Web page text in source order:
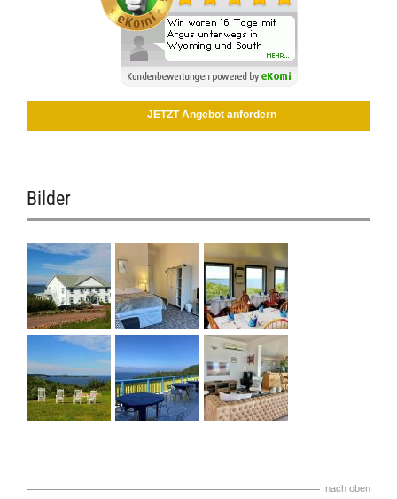
JETZT Angebot anfordern
Bilder
nach oben